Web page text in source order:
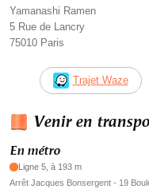
Yamanashi Ramen
5 Rue de Lancry
75010 Paris
Trajet Waze
Venir en
En métro
Ligne 5, à 193 m
Arrêt Jacques Bonsergent - 19